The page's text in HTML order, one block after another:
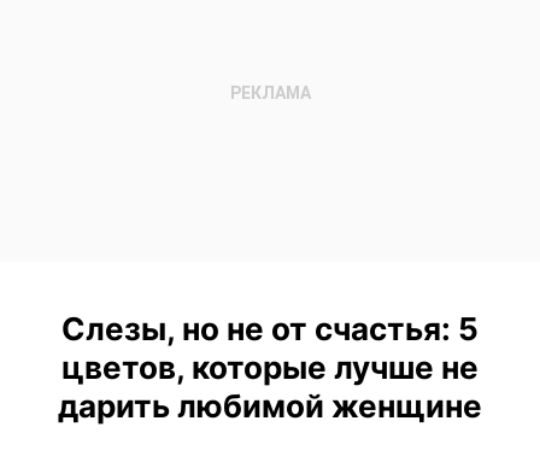
Слезы, но не от счастья: 5
цветов, которые лучше не
дарить любимой женщине